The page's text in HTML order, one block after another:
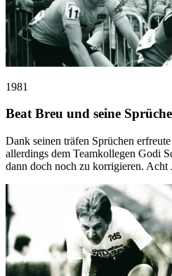
1981
Beat Breu und seine Sprüche
Dank seinen träfen Sprüchen
allerdings dem Teamkollegen Godi
dann doch noch zu korrigieren. Acht